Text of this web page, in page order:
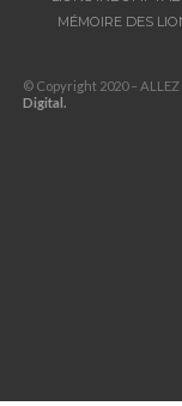
MÉMOIRE DES
© Copyright 2020 – ALLEZ
Digital.